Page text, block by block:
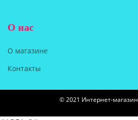
О нас
О магазине
Контакты
© 2021 Интернет-магазин